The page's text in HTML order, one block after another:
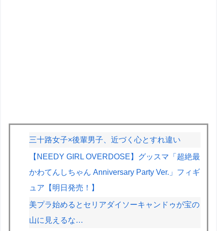
三十路女子×後輩男子、近づく心とすれ違い
【NEEDY GIRL OVERDOSE】グッスマ「超絶最
かわてんしちゃん Anniversary Party Ver.」フィギ
ュア【明日発売！】
美プラ始めるとセリアダイソーキャンドゥが宝の
山に見えるな…